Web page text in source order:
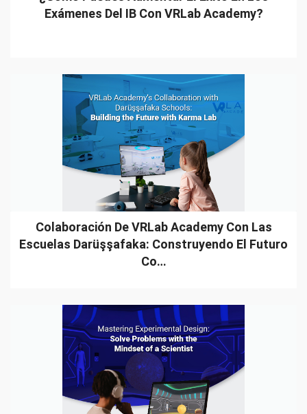
Exámenes Del IB Con VRLab Academy?
Colaboración De VRLab Academy Con Las
Escuelas Darüşşafaka: Construyendo El Futuro
Co…